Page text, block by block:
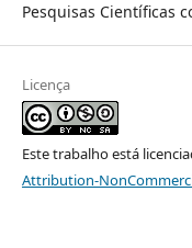
Pesquisas Científicas
Licença
Este trabalho está
Attribution-